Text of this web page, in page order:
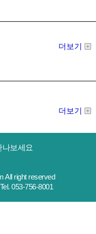
나보세요
All right reserved
053-756-8001